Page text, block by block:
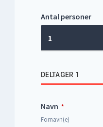
Antal personer
1
DELTAGER 1
Navn *
Fornavn(e)